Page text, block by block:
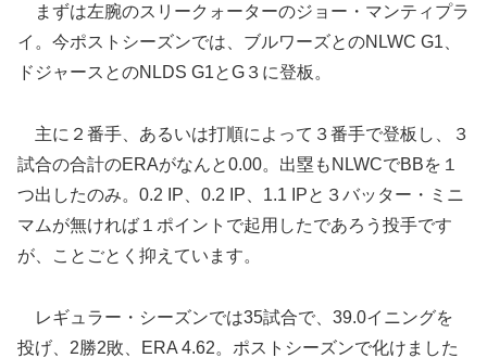
まずは左腕のスリークォーターのジョー・マンティプラ
イ。今ポストシーズンでは、ブルワーズとのNLWC G1、
ドジャースとのNLDS G1とG３に登板。
主に２番手、あるいは打順によって３番手で登板し、３
試合の合計のERAがなんと0.00。出塁もNLWCでBBを１
つ出したのみ。0.2 IP、0.2 IP、1.1 IPと３バッター・ミニ
マムが無ければ１ポイントで起用したであろう投手です
が、ことごとく抑えています。
レギュラー・シーズンでは35試合で、39.0イニングを
投げ、2勝2敗、ERA 4.62。ポストシーズンで化けました